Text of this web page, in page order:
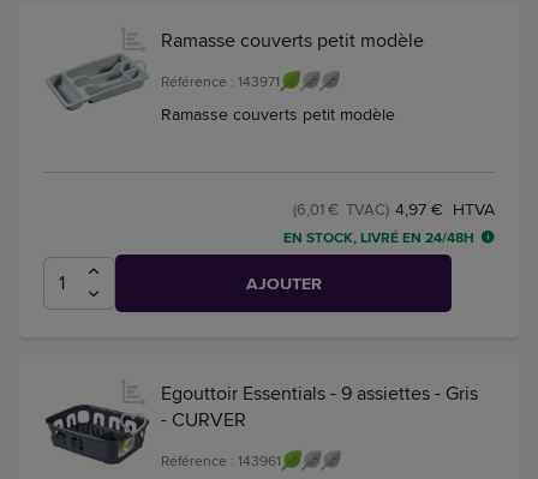
Ramasse couverts petit modèle
Référence : 143971
Ramasse couverts petit modèle
4,97 € HTVA
(6,01 € TVAC)
EN STOCK, LIVRÉ EN 24/48H
AJOUTER
Egouttoir Essentials - 9 assiettes - Gris
- CURVER
Référence : 143961